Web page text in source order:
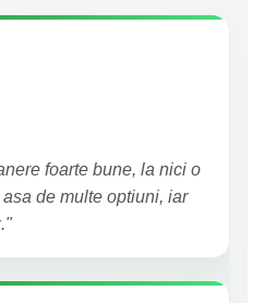
foarte bune, la nici o
de multe optiuni, iar